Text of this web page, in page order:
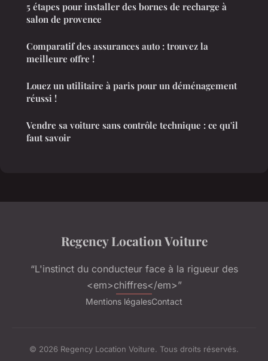
5 étapes pour installer des bornes de recharge à
salon de provence
Comparatif des assurances auto : trouvez la
meilleure offre !
Louez un utilitaire à paris pour un déménagement
réussi !
Vendre sa voiture sans contrôle technique : ce qu'il
faut savoir
Regency Location Voiture
“L'instinct du conducteur face à la rigueur des
<em>chiffres</em>”
Mentions légalesContact
© 2026 Regency Location Voiture. Tous droits réservés.